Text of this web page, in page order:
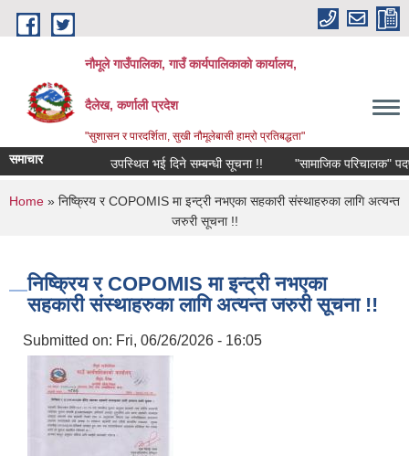
Skip to main content
नौमूले गाउँपालिका, गाउँ कार्यपालिकाको कार्यालय,
दैलेख, कर्णाली प्रदेश
"सुशासन र पारदर्शिता, सुखी नौमूलेबासी हाम्रो प्रतिबद्धता"
समाचार उपस्थित भई दिने सम्बन्धी सूचना !! "सामाजिक परिचालक"
You are here
Home » निष्क्रिय र COPOMIS मा इन्ट्री नभएका सहकारी संस्थाहरुका लागि अत्यन्त
जरुरी सूचना !!
निष्क्रिय र COPOMIS मा इन्ट्री नभएका
सहकारी संस्थाहरुका लागि अत्यन्त जरुरी सूचना !!
Submitted on: Fri, 06/26/2026 - 16:05